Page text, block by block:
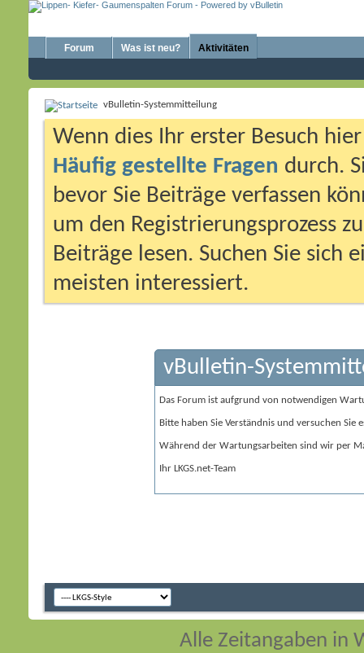
Forum Was ist neu? Aktivitäten
vBulletin-Systemmitteilung
Wenn dies Ihr erster Besuch
Häufig gestellte Fragen durch.
bevor Sie Beiträge verfassen
um den Registrierungsprozess
Beiträge lesen. Suchen Sie sich
meisten interessiert.
vBulletin-
Das Forum ist aufgrund von notwendigen
Bitte haben Sie Verständnis und versuchen Sie
Während der Wartungsarbeiten sind wir per
Ihr LKGS.net-Team
Alle Zeitangaben in